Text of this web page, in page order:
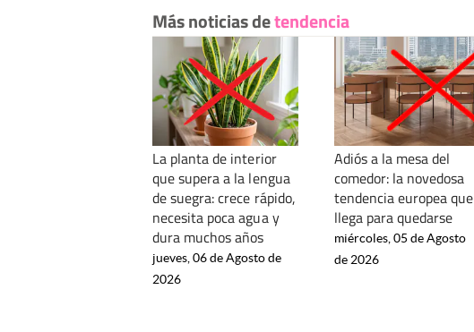
Más noticias detendencia
La planta de interior
que supera a la lengua
de suegra: crece rápido,
necesita poca agua y
dura muchos años
jueves, 06 de Agosto de
2026
Adiós a la mesa del
comedor: la novedosa
tendencia europea que
llega para quedarse
miércoles, 05 de Agosto
de 2026